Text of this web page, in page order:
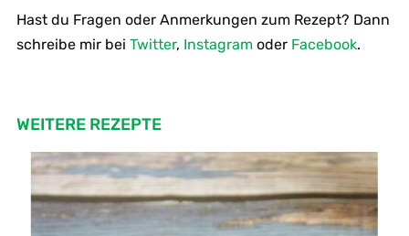
Hast du Fragen oder Anmerkungen zum Rezept? Dann
schreibe mir bei Twitter, Instagramoder Facebook.
WEITERE REZEPTE